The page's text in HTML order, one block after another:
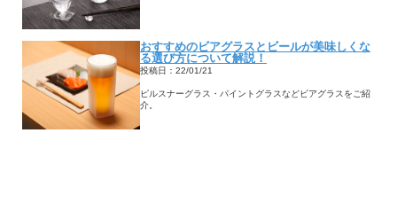
おすすめのビアグラスとビールが美味しくな
る選び方について解説！
投稿日：22/01/21
ピルスナーグラス・パイントグラスなどビアグラスをご紹
介。